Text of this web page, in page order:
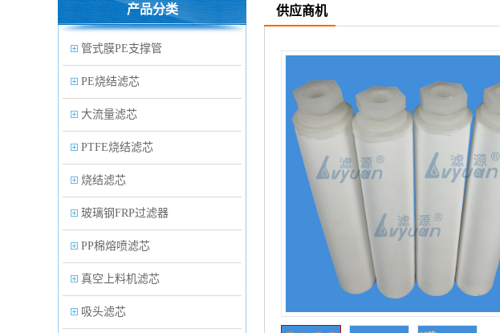
产品分类
管式膜PE支撑管
PE烧结滤芯
大流量滤芯
PTFE烧结滤芯
烧结滤芯
玻璃钢FRP过滤器
PP棉熔喷滤芯
真空上料机滤芯
吸头滤芯
供应商机